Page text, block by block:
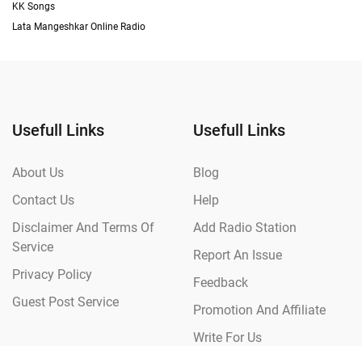
KK Songs
Lata Mangeshkar Online Radio
Usefull Links
About Us
Contact Us
Disclaimer And Terms Of
Service
Privacy Policy
Guest Post Service
Usefull Links
Blog
Help
Add Radio Station
Report An Issue
Feedback
Promotion And Affiliate
Write For Us